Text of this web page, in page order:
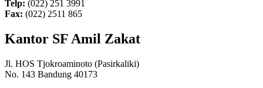
Telp: (022) 251 3991
Fax: (022) 2511 865
Kantor SF Amil Zakat
Jl. HOS Tjokroaminoto (Pasirkaliki)
No. 143 Bandung 40173